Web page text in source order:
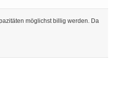
möglichst billig werden. Da